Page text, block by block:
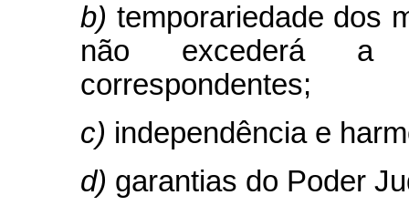
b) temporariedade dos
não excederá a
correspondentes;
c) independência e
d) garantias do Poder